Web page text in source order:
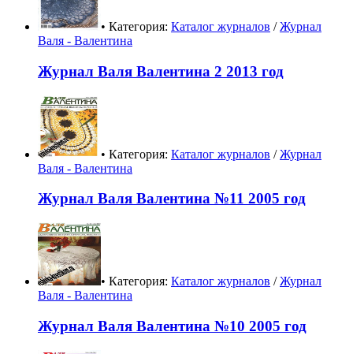
• Категория: Каталог журналов /Журнал
Валя - Валентина
Журнал Валя Валентина 2 2013 год
• Категория: Каталог журналов /Журнал
Валя - Валентина
Журнал Валя Валентина №11 2005 год
• Категория: Каталог журналов /Журнал
Валя - Валентина
Журнал Валя Валентина №10 2005 год